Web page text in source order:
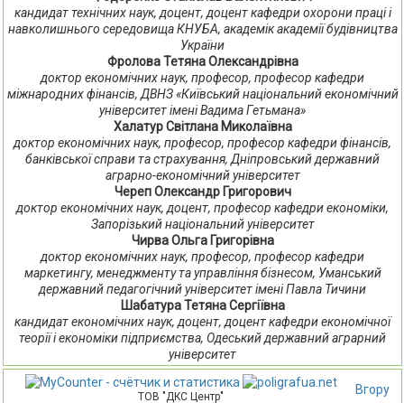
кандидат технічних наук, доцент, доцент кафедри охорони праці і
навколишнього середовища КНУБА, академік академії будівництва
України
Фролова Тетяна Олександрівна
доктор економічних наук, професор, професор кафедри
міжнародних фінансів, ДВНЗ «Київський національний економічний
університет імені Вадима Гетьмана»
Халатур Світлана Миколаївна
доктор економічних наук, професор, професор кафедри фінансів,
банківської справи та страхування, Дніпровський державний
аграрно-економічний університет
Череп Олександр Григорович
доктор економічних наук, доцент, професор кафедри економіки,
Запорізький національний університет
Чирва Ольга Григорівна
доктор економічних наук, професор, професор кафедри
маркетингу, менеджменту та управління бізнесом, Уманський
державний педагогічний університет імені Павла Тичини
Шабатура Тетяна Сергіївна
кандидат економічних наук, доцент, доцент кафедри економічної
теорії і економіки підприємства, Одеський державний аграрний
університет
Вгору
ТОВ "ДКС Центр"